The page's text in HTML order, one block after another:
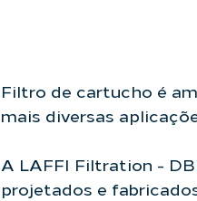
Filtro de cartucho é
mais diversas
A LAFFI Filtration -
projetados e